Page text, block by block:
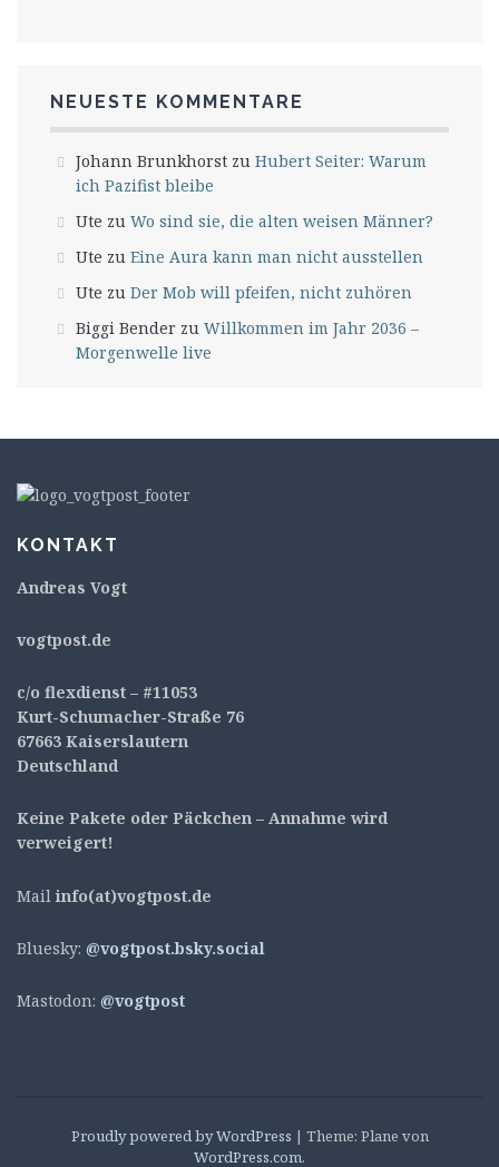
NEUESTE KOMMENTARE
Johann Brunkhorst zu Hubert Seiter: Warum
ich Pazifist bleibe
Ute zu Wo sind sie, die alten weisen Männer?
Ute zu Eine Aura kann man nicht ausstellen
Ute zu Der Mob will pfeifen, nicht zuhören
Biggi Bender zu Willkommen im Jahr 2036 –
Morgenwelle live
KONTAKT
Andreas Vogt
vogtpost.de
c/o flexdienst – #11053
Kurt-Schumacher-Straße 76
67663 Kaiserslautern
Deutschland
Keine Pakete oder Päckchen – Annahme wird
verweigert!
Mail info(at)vogtpost.de
Bluesky: @vogtpost.bsky.social
Mastodon: @vogtpost
Proudly powered by WordPress | Theme: Plane von
WordPress.com.